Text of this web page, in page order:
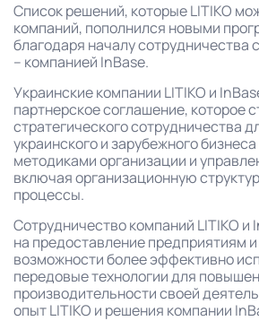
Список решений, которые LITIKO
компаний, пополнился новыми
благодаря началу сотрудничества
– компанией InBase.
Украинские компании LITIKO и
партнерское соглашение, которое
стратегического сотрудничества
украинского и зарубежного
методиками организации и
включая организационную
процессы.
Сотрудничество компаний LITIKO и
на предоставление предприятиям
возможности более эффективно
передовые технологии для
производительности своей
опыт LITIKO и решения компании